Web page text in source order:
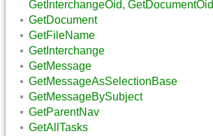
GetInterchangeOid, GetDocumentOid
GetDocument
GetFileName
GetInterchange
GetMessage
GetMessageAsSelectionBase
GetMessageBySubject
GetParentNav
GetAllTasks